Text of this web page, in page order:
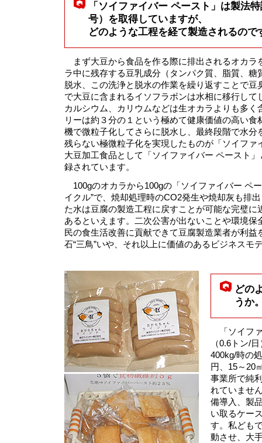
「ソイファイバー ペースト」は製法
号）を取得していますが、
どのような工程を経て製造されるので
まず大豆から食品を作る際に排出されるオカラ
ラ中に残存する豆乳成分（タンパク質、脂質、糖
脱水、この洗浄と脱水の作業を繰り返すことで豆
で大豆に含まれるイソフラボンは水相に移行して
カルシウム、カリウムなどは生オカラよりも多く
リーは約３分の１という極めて健康価値の高い食
機で微粒子化してさらに脱水し、最終段階で水分
残らない極微粒子化を実現したものが「ソイファ
大豆加工食品として「ソイファイバー ペースト
録されています。
100gのオカラから100gの「ソイファイバー ペ
イクル”で、焼却処理時のCO2発生や焼却灰も排
た水は豆腐の製造工程に戻すことが可能な完璧に
あるといえます。二次公害が出ないことや環境保
民の食生活改善に貢献できて豆腐製造業者が利益
石“三鳥”いや、それ以上に価値のあるビジネスモ
どの
うか
「ソイフ
（0.6トン/
400kg/時の
円、15～20
事業所で純
れていませ
備導入、製
い取るケー
す。私ども
動させ、大